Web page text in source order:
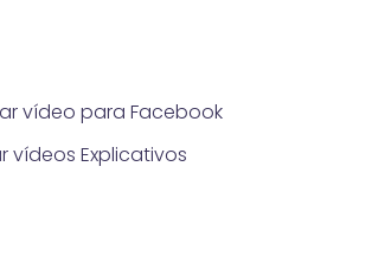
vídeo para Facebook
vídeos Explicativos